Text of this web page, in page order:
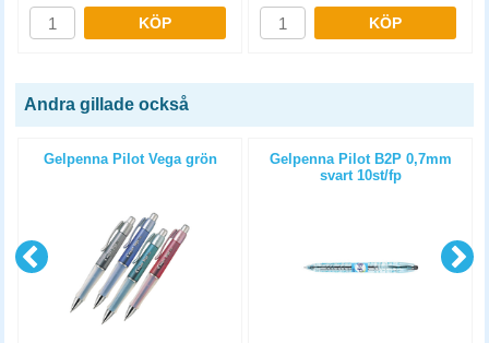
KÖP KÖP
Andra gillade också
Gelpenna Pilot Vega grön
Gelpenna Pilot B2P 0,7mm
svart 10st/fp